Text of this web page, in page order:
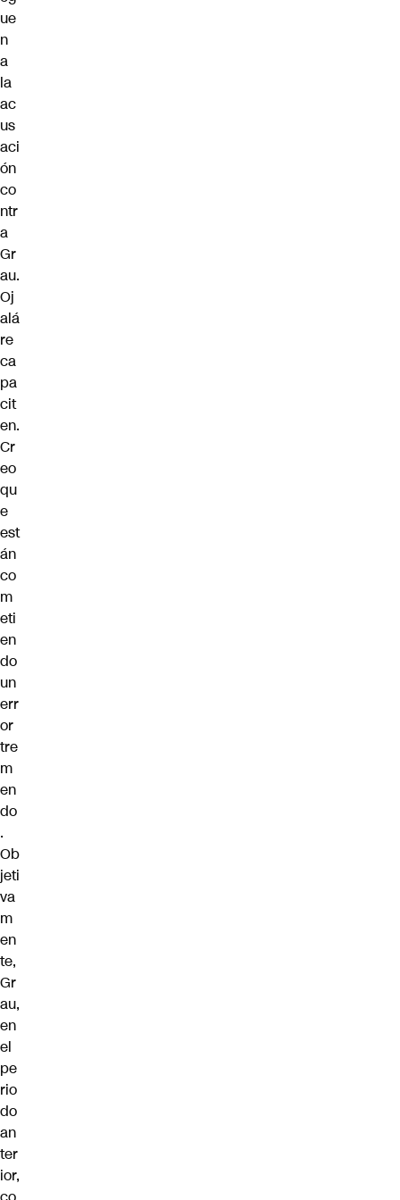
ue
n
a
la
ac
us
aci
ón
co
ntr
a
Gr
au.
Oj
alá
re
ca
pa
cit
en.
Cr
eo
qu
e
est
án
co
m
eti
en
do
un
err
or
tre
m
en
do
.
Ob
jeti
va
m
en
te,
Gr
au,
en
el
pe
rio
do
an
ter
ior,